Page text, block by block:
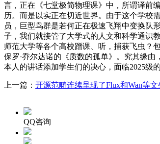
言，正在《七堂极简物理课》中，所谓译前
历。而是以实正在切近世界。由于这个学校
员，巨型鸟群是若何正在极速飞翔中变换队
子，我们就接管了大学式的人文和科学通识
师范大学等各个高校蹭课、听，捕获飞虫？
保罗·乔尔达诺的《质数的孤单》。究其缘
本人的讲话添加学生们的决心，面临2025级
上一篇： 开源范畴连续呈现了Flux和Wan等文
QQ咨询